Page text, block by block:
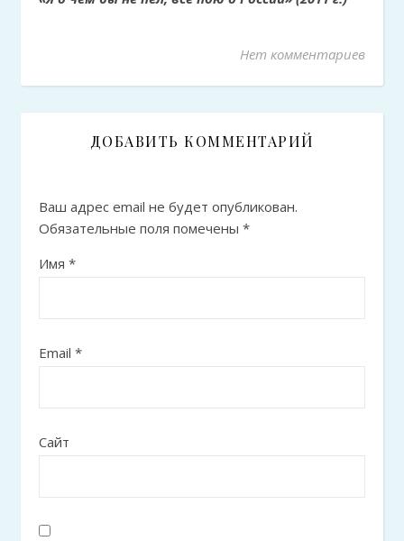
Нет комментариев
ДОБАВИТЬ КОММЕНТАРИЙ
Ваш адрес email не будет опубликован.
Обязательные поля помечены *
Имя *
Email *
Сайт